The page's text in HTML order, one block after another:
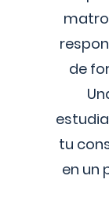
de
tu
en un